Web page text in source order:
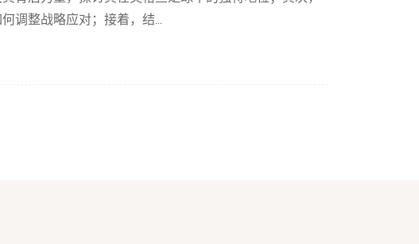
调整战略应对；接着，结...